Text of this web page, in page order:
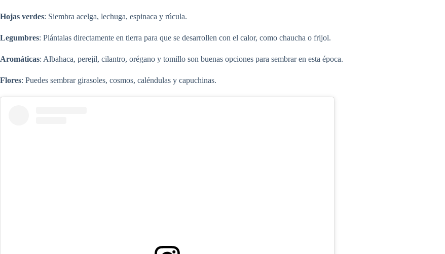
Hojas verdes: Siembra acelga, lechuga, espinaca y rúcula.
Legumbres: Plántalas directamente en tierra para que se desarrollen con el calor, como chaucha o frijol.
Aromáticas: Albahaca, perejil, cilantro, orégano y tomillo son buenas opciones para sembrar en esta época.
Flores: Puedes sembrar girasoles, cosmos, caléndulas y capuchinas.